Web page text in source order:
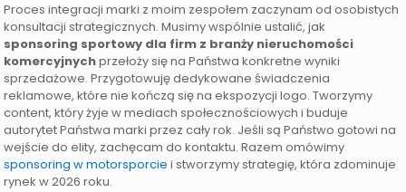
Proces integracji marki z moim zespołem zaczynam od osobistych
konsultacji strategicznych. Musimy wspólnie ustalić, jak
sponsoring sportowy dla firm z branży nieruchomości
komercyjnychprzełoży się na Państwa konkretne wyniki
sprzedażowe. Przygotowuję dedykowane świadczenia
reklamowe, które nie kończą się na ekspozycji logo. Tworzymy
content, który żyje w mediach społecznościowych i buduje
autorytet Państwa marki przez cały rok. Jeśli są Państwo gotowi na
wejście do elity, zachęcam do kontaktu. Razem omówimy
sponsoring w motorsporcie i stworzymy strategię, która zdominuje
rynek w 2026 roku.